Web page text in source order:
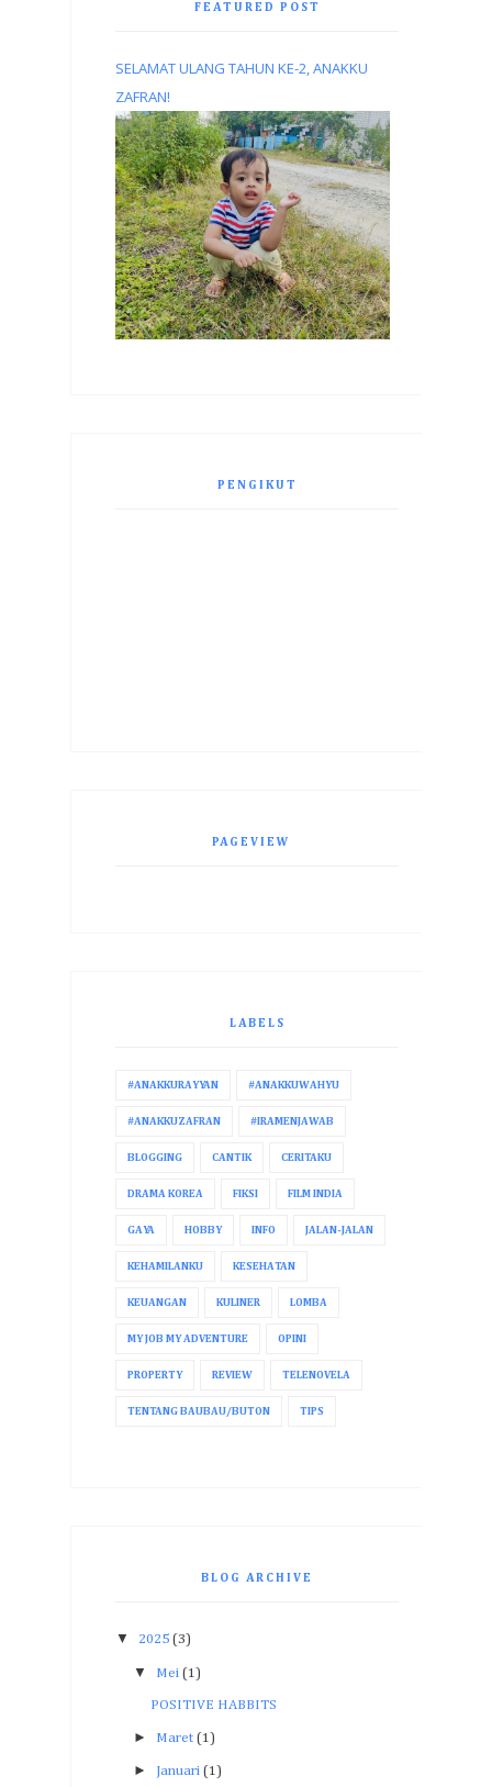
FEATURED POST
SELAMAT ULANG TAHUN KE-2, ANAKKU
ZAFRAN!
PENGIKUT
PAGEVIEW
LABELS
#ANAKKURAYYAN #ANAKKUWAHYU
#ANAKKUZAFRAN #IRAMENJAWAB
BLOGGING CANTIK CERITAKU
DRAMA KOREA FIKSI FILM INDIA
GAYA HOBBY INFO JALAN-JALAN
KEHAMILANKU KESEHATAN
KEUANGAN KULINER LOMBA
MY JOB MY ADVENTURE OPINI
PROPERTY REVIEW TELENOVELA
TENTANG BAUBAU/BUTON TIPS
BLOG ARCHIVE
▼ 2025 (3)
▼ Mei (1)
POSITIVE HABBITS
► Maret (1)
► Januari (1)